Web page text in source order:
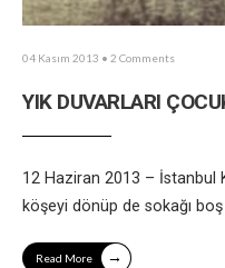
04 Kasım 2013 • 2 Comments
YIK DUVARLARI
12 Haziran 2013 – İstanbul
köşeyi dönüp de sokağı
Read More →